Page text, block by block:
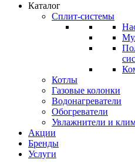
Каталог
Сплит-системы
Котлы
Газовые колонки
Водонагреватели
Обогреватели
Увлажнители и
Акции
Бренды
Услуги